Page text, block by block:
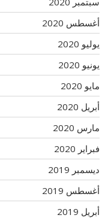
أغسطس 2020
يوليو 2020
يونيو 2020
مايو 2020
أبريل 2020
مارس 2020
فبراير 2020
ديسمبر 2019
أغسطس 2019
أبريل 2019